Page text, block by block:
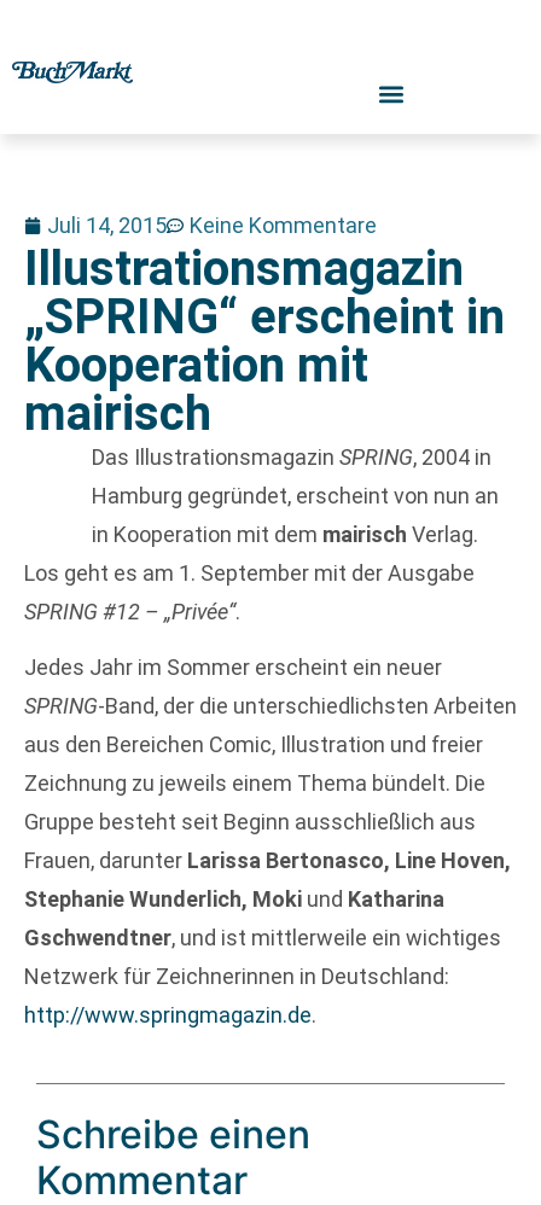
Juli 14, 2015 Keine Kommentare
Illustrationsmagazin
„SPRING“ erscheint in
Kooperation mit
mairisch
Das Illustrationsmagazin SPRING, 2004 in
Hamburg gegründet, erscheint von nun an
in Kooperation mit dem mairisch Verlag.
Los geht es am 1. September mit der Ausgabe
SPRING #12 – „Privée“.
Jedes Jahr im Sommer erscheint ein neuer
SPRING-Band, der die unterschiedlichsten Arbeiten
aus den Bereichen Comic, Illustration und freier
Zeichnung zu jeweils einem Thema bündelt. Die
Gruppe besteht seit Beginn ausschließlich aus
Frauen, darunter Larissa Bertonasco, Line Hoven,
Stephanie Wunderlich, Moki und Katharina
Gschwendtner, und ist mittlerweile ein wichtiges
Netzwerk für Zeichnerinnen in Deutschland:
http://www.springmagazin.de.
Schreibe einen
Kommentar